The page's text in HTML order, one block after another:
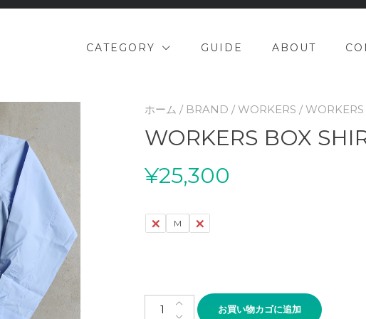
CATEGORY GUIDE ABOUT
ホーム / BRAND /WORKERS /
WORKERS BOX
¥25,300
S M L
WORKERS BOX SHIRT個
お買い物カゴに追加